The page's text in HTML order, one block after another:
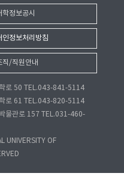
학정보공시
인정보처리방침
직/직원안내
로 50 TEL.043-841-5114
로 61 TEL.043-820-5114
물관로 157 TEL.031-460-
UNIVERSITY OF